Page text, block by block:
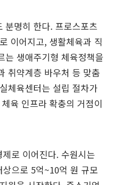
분명히 한다. 프로스포츠
이어지고, 생활체육과 직
는 생애주기형 체육정책을
취약계층 바우처 등 맞춤
체육센터는 설립 절차가
육 인프라 확충의 거점이
로 이어진다. 수원시는
으로 5억~10억 원 규모